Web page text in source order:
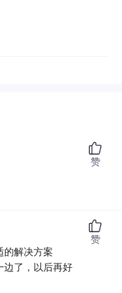
赞
的解决方案
边了，以后再好
赞